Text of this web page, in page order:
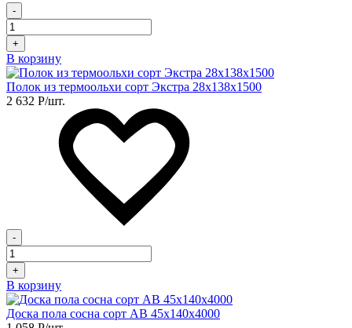
-
+
В корзину
Полок из термоольхи сорт Экстра 28х138х1500
2 632 Р/шт.
-
+
В корзину
Доска пола сосна сорт АВ 45х140х4000